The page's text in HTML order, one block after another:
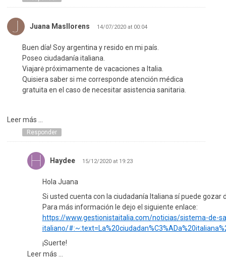
Juana Masllorens 14/07/2020 at 00:04
Buen día! Soy argentina y resido en mi país.
Poseo ciudadanía italiana.
Viajarė próximamente de vacaciones a Italia.
Quisiera saber si me corresponde atención médica
gratuita en el caso de necesitar asistencia sanitaria.
Leer más ...
Responder
Haydee 15/12/2020 at 19:23
Hola Juana
Si usted cuenta con la ciudadanía Italiana sí puede gozar
Para más información le dejo el siguiente enlace:
https://www.gestionistaitalia.com/noticias/sistema-de-
italiano/
¡Suerte!
Leer más ...